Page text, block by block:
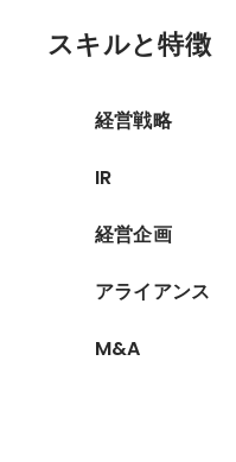
スキルと特徴
経営戦略
IR
経営企画
アライアンス
M&A